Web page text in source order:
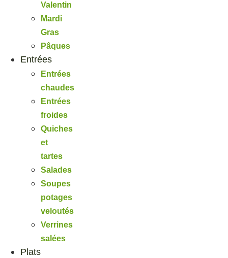
Valentin
Mardi
Gras
Pâques
Entrées
Entrées
chaudes
Entrées
froides
Quiches
et
tartes
Salades
Soupes
potages
veloutés
Verrines
salées
Plats